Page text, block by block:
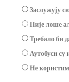
Заслужују
Није лоше
Требало би
Аутобуси су
Не